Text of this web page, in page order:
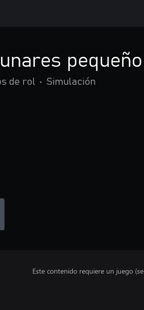
de rol • Simulación
Este contenido requiere un juego